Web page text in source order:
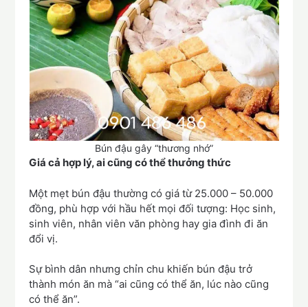
Bún đậu gây “thương nhớ”
Giá cả hợp lý, ai cũng có thể thưởng thức
Một mẹt bún đậu thường có giá từ 25.000 – 50.000
đồng, phù hợp với hầu hết mọi đối tượng: Học sinh,
sinh viên, nhân viên văn phòng hay gia đình đi ăn
đổi vị.
Sự bình dân nhưng chỉn chu khiến bún đậu trở
thành món ăn mà “ai cũng có thể ăn, lúc nào cũng
có thể ăn”.